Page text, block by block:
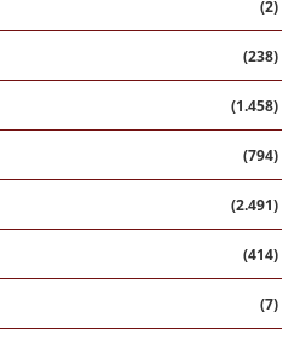
(2)
(238)
(1.458)
(794)
(2.491)
(414)
(7)